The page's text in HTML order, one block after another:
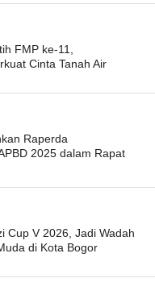
FMP ke-11,
Cinta Tanah Air
Raperda
2025 dalam Rapat
Cup V 2026, Jadi Wadah
di Kota Bogor